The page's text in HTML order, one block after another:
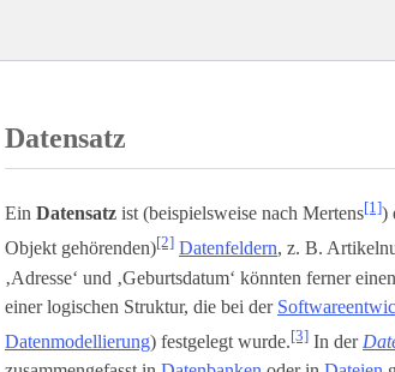
Datensatz
Ein Datensatz ist (beispielsweise nach Mertens[1])
Objekt gehörenden)[2] Datenfeldern, z. B.
‚Adresse‘ und ‚Geburtsdatum‘ könnten ferner
einer logischen Struktur, die bei der
Datenmodellierung) festgelegt wurde.[3] In der